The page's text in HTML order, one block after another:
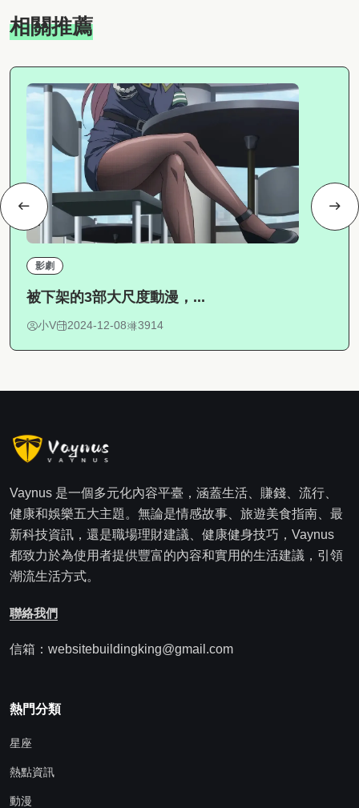
相關推薦
影劇
被下架的3部大尺度動漫，...
小V 2024-12-08 3914
Vaynus 是一個多元化內容平臺，涵蓋生活、賺錢、流行、
健康和娛樂五大主題。無論是情感故事、旅遊美食指南、最
新科技資訊，還是職場理財建議、健康健身技巧，Vaynus
都致力於為使用者提供豐富的內容和實用的生活建議，引領
潮流生活方式。
聯絡我們
信箱：websitebuildingking@gmail.com
熱門分類
星座
熱點資訊
動漫